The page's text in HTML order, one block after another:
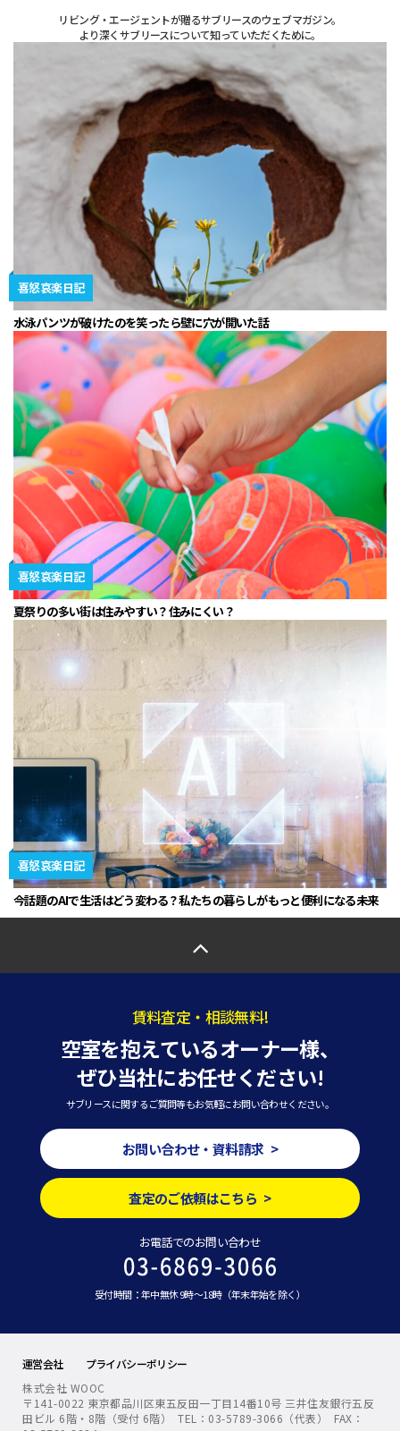
リビング・エージェントが贈るサブリースのウェブマガジン。
より深くサブリースについて知っていただくために。
喜怒哀楽日記
水泳パンツが破けたのを笑ったら壁に穴が開いた話
喜怒哀楽日記
夏祭りの多い街は住みやすい？住みにくい？
喜怒哀楽日記
今話題のAIで生活はどう変わる？私たちの暮らしがもっと便利になる未来
賃料査定・相談無料!
空室を抱えているオーナー様、
ぜひ当社にお任せください!
サブリースに関するご質問等もお気軽にお問い合わせください。
お問い合わせ・資料請求 >
査定のご依頼はこちら >
お電話でのお問い合わせ
受付時間：年中無休 9時～18時（年末年始を除く）
運営会社
プライバシーポリシー
株式会社 WOOC
〒141-0022 東京都品川区東五反田一丁目14番10号 三井住友銀行五反
田ビル 6階・8階（受付 6階） TEL：03-5789-3066（代表） FAX：